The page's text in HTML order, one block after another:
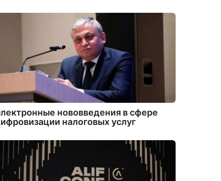
нововведения в сфере
налоговых услуг